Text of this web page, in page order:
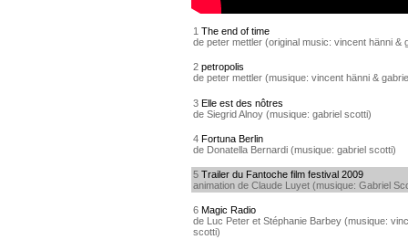
1 The end of time
de peter mettler (original music: vincent hänni &
2 petropolis
de peter mettler (musique: vincent hänni &
3 Elle est des nôtres
de Siegrid Alnoy (musique: gabriel scotti)
4 Fortuna Berlin
de Donatella Bernardi (musique: gabriel scotti)
5 Trailer du Fantoche film festival 2009
animation de Claude Luyet (musique: Gabriel
6 Magic Radio
de Luc Peter et Stéphanie Barbey (musique:
scotti)